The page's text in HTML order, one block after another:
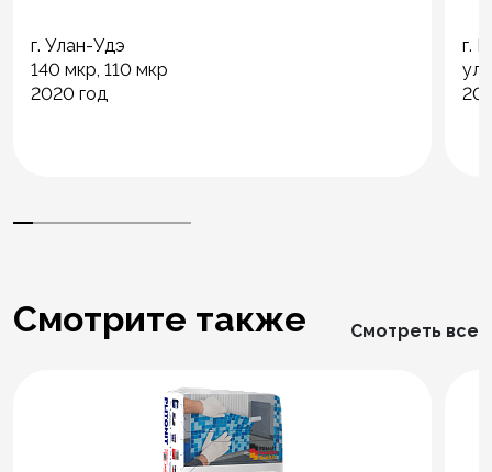
г. Улан-Удэ
140 мкр, 110 мкр
2020 год
г.
ул.
Смотрите также Смотреть все